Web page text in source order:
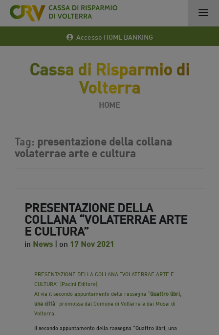
Accesso HOME BANKING
Cassa di Risparmio di
Volterra
HOME
Tag: presentazione della collana
volaterrae arte e cultura
PRESENTAZIONE DELLA
COLLANA “VOLATERRAE ARTE
E CULTURA”
in News | on 17 Nov 2021
PRESENTAZIONE DELLA COLLANA “VOLATERRAE ARTE E
CULTURA” (Pacini Editore).
Al via il secondo appuntamento della rassegna “Quattro libri,
una città” promossa dal Comune di Volterra e dai Musei di
Volterra.
Il secondo appuntamento della rassegna “Quattro libri, una